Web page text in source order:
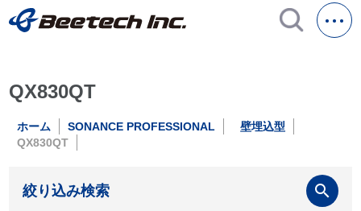
QX830QT
ホーム SONANCE PROFESSIONAL
壁埋込型
QX830QT
絞り込み検索 search